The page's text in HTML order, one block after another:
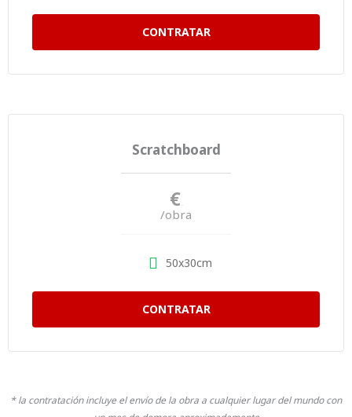
CONTRATAR
Scratchboard
€
/obra
50x30cm
CONTRATAR
* la contratación incluye el envío de la obra a cualquier lugar del mundo con